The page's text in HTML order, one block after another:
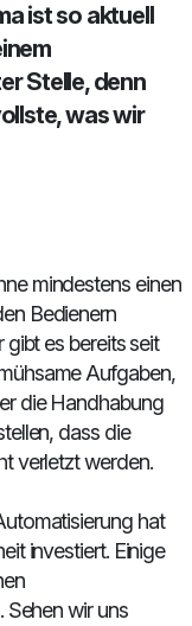
ist so aktuell
Stelle, denn
was wir
mindestens einen
Bedienern
gibt es bereits seit
Aufgaben,
die Handhabung
dass die
verletzt werden.
hat
investiert. Einige
Sehen wir uns